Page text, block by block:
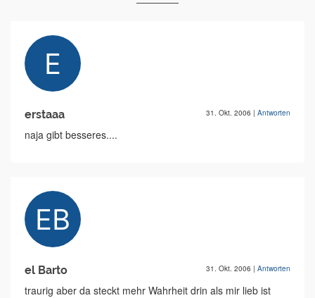
erstaaa 31. Okt. 2006 | Antworten
naja gibt besseres....
el Barto 31. Okt. 2006 | Antworten
traurig aber da steckt mehr Wahrheit drin als mir lieb ist